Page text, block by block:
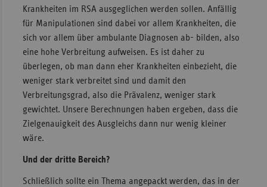
Krankheiten im RSA ausgeglichen werden sollen. Anfällig
für Manipulationen sind dabei vor allem Krankheiten, die
sich vor allem über ambulante Diagnosen ab- bilden, also
eine hohe Verbreitung aufweisen. Es ist daher zu
überlegen, ob man dann eher Krankheiten einbezieht, die
weniger stark verbreitet sind und damit den
Verbreitungsgrad, also die Prävalenz, weniger stark
gewichtet. Unsere Berechnungen haben ergeben, dass die
Zielgenauigkeit des Ausgleichs dann nur wenig kleiner
wäre.
Und der dritte Bereich?
Schließlich sollte ein Thema angepackt werden, das in der